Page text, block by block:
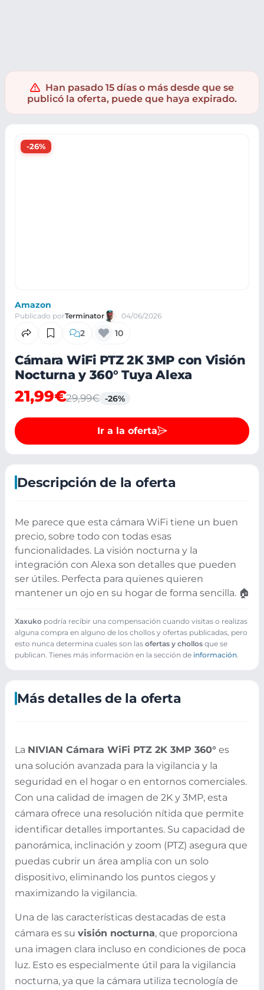
Han pasado 15 días o más desde que se
publicó la oferta, puede que haya expirado.
-26%
Amazon
Publicado porTerminator 04/06/2026
2 10
Cámara WiFi PTZ 2K 3MP con Visión
Nocturna y 360° Tuya Alexa
21,99€29,99€ -26%
Ir a la oferta
Descripción de la oferta
Me parece que esta cámara WiFi tiene un buen
precio, sobre todo con todas esas
funcionalidades. La visión nocturna y la
integración con Alexa son detalles que pueden
ser útiles. Perfecta para quienes quieren
mantener un ojo en su hogar de forma sencilla. 🏠
Xaxuko podría recibir una compensación cuando visitas o realizas
alguna compra en alguno de los chollos y ofertas publicadas, pero
esto nunca determina cuales son las ofertas y chollos que se
publican. Tienes más información en la sección de información.
Más detalles de la oferta
La NIVIAN Cámara WiFi PTZ 2K 3MP 360° es
una solución avanzada para la vigilancia y la
seguridad en el hogar o en entornos comerciales.
Con una calidad de imagen de 2K y 3MP, esta
cámara ofrece una resolución nítida que permite
identificar detalles importantes. Su capacidad de
panorámica, inclinación y zoom (PTZ) asegura que
puedas cubrir un área amplia con un solo
dispositivo, eliminando los puntos ciegos y
maximizando la vigilancia.
Una de las características destacadas de esta
cámara es su visión nocturna, que proporciona
una imagen clara incluso en condiciones de poca
luz. Esto es especialmente útil para la vigilancia
nocturna, ya que la cámara utiliza tecnología de